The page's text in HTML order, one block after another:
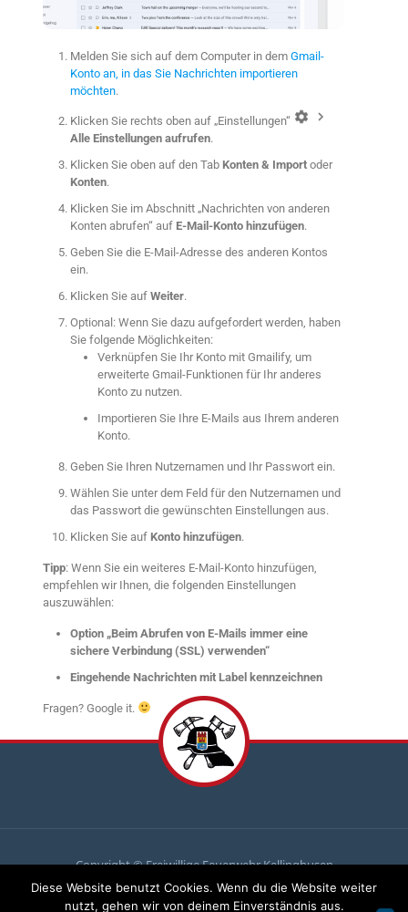
Melden Sie sich auf dem Computer in dem Gmail-
Konto an, in das Sie Nachrichten importieren
möchten.
Klicken Sie rechts oben auf „Einstellungen“
Alle Einstellungen aufrufen.
Klicken Sie oben auf den Tab Konten & Importoder
Konten.
Klicken Sie im Abschnitt „Nachrichten von anderen
Konten abrufen“ auf E-Mail-Konto hinzufügen.
Geben Sie die E-Mail-Adresse des anderen Kontos
ein.
Klicken Sie auf Weiter.
Optional: Wenn Sie dazu aufgefordert werden, haben
Sie folgende Möglichkeiten:
Verknüpfen Sie Ihr Konto mit Gmailify, um
erweiterte Gmail-Funktionen für Ihr anderes
Konto zu nutzen.
Importieren Sie Ihre E-Mails aus Ihrem anderen
Konto.
Geben Sie Ihren Nutzernamen und Ihr Passwort ein.
Wählen Sie unter dem Feld für den Nutzernamen und
das Passwort die gewünschten Einstellungen aus.
Klicken Sie auf Konto hinzufügen.
Tipp: Wenn Sie ein weiteres E-Mail-Konto hinzufügen,
empfehlen wir Ihnen, die folgenden Einstellungen
auszuwählen:
Option „Beim Abrufen von E-Mails immer eine
sichere Verbindung (SSL) verwenden“
Eingehende Nachrichten mit Label kennzeichnen
Fragen? Google it.
Copyright © Freiwillige Feuerwehr Kellinghusen
Du brauchst uns, wir brauchen dich
Diese Website benutzt Cookies. Wenn du die Website weiter
nutzt, gehen wir von deinem Einverständnis aus.